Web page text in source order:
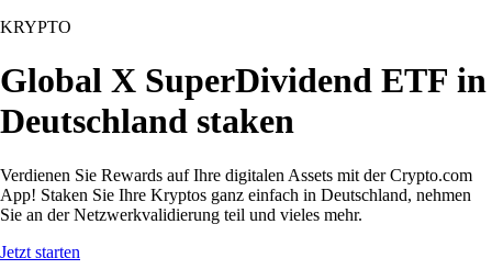
KRYPTO
Global X SuperDividend ETF in
Deutschland staken
Verdienen Sie Rewards auf Ihre digitalen Assets mit der Crypto.com
App! Staken Sie Ihre Kryptos ganz einfach in Deutschland, nehmen
Sie an der Netzwerkvalidierung teil und vieles mehr.
Jetzt starten